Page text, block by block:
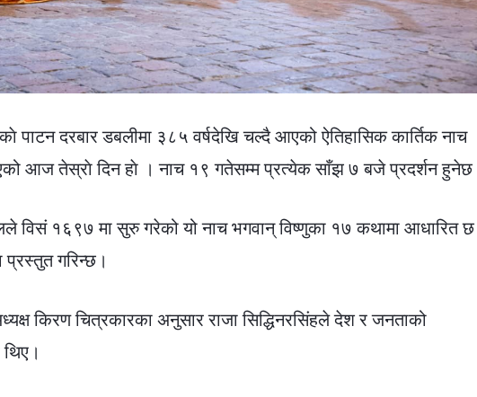
पाटन दरबार डबलीमा ३८५ वर्षदेखि चल्दै आएको ऐतिहासिक कार्तिक नाच
आज तेस्राे दिन हाे । नाच १९ गतेसम्म प्रत्येक साँझ ७ बजे प्रदर्शन
विसं १६९७ मा सुरु गरेको यो नाच भगवान् विष्णुका १७ कथामा आधारित
गरिन्छ।
किरण चित्रकारका अनुसार राजा सिद्धिनरसिंहले देश र जनताको